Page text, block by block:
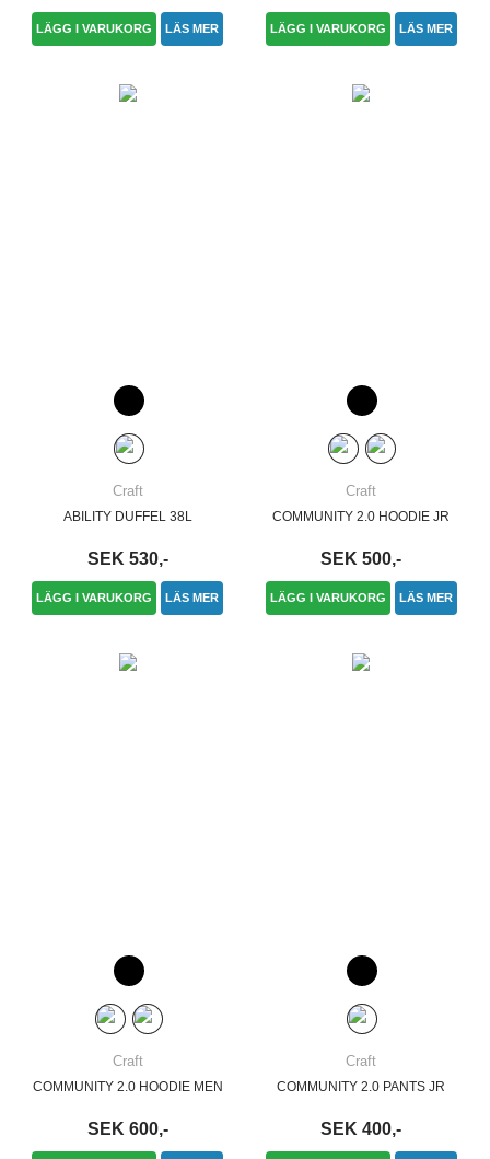
LÄGG I VARUKORG LÄS MER LÄGG I VARUKORG LÄS MER
Craft
ABILITY DUFFEL 38L
SEK 530,-
LÄGG I VARUKORG LÄS MER
Craft
COMMUNITY 2.0 HOODIE JR
SEK 500,-
LÄGG I VARUKORG LÄS MER
Craft
COMMUNITY 2.0 HOODIE MEN
SEK 600,-
Craft
COMMUNITY 2.0 PANTS JR
SEK 400,-